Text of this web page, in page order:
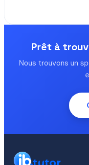
Prêt à
Nous trouvons un